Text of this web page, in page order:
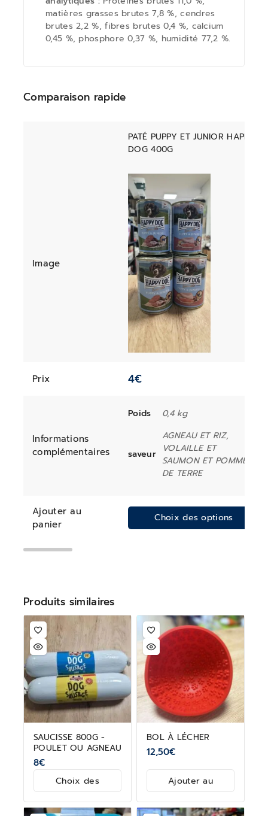
matières grasses brutes 7,8 %, cendres
brutes 2,2 %, fibres brutes 0,4 %, calcium
0,45 %, phosphore 0,37 %, humidité 77,2 %.
Comparaison rapide
PATÉ PUPPY ET JUNIOR HAPPY
DOG 400G
Image
Prix 4€
Informations
complémentaires
Poids 0,4 kg
saveur
AGNEAU ET RIZ,
VOLAILLE ET
SAUMON ET POMME
DE TERRE
Ajouter au
panier
Choix des options
Produits similaires
SAUCISSE 800G -
POULET OU AGNEAU
8€
Choix des
BOL À LÉCHER
12,50€
Ajouter au